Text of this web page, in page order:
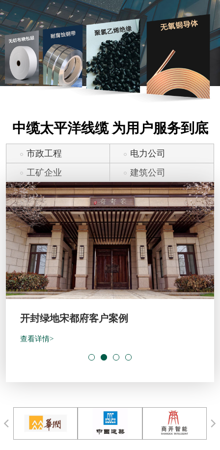
中缆太平洋线缆 为用户服务到底
市政工程
电力公司
工矿企业
建筑公司
开封绿地宋都府客户案例
查看详情>